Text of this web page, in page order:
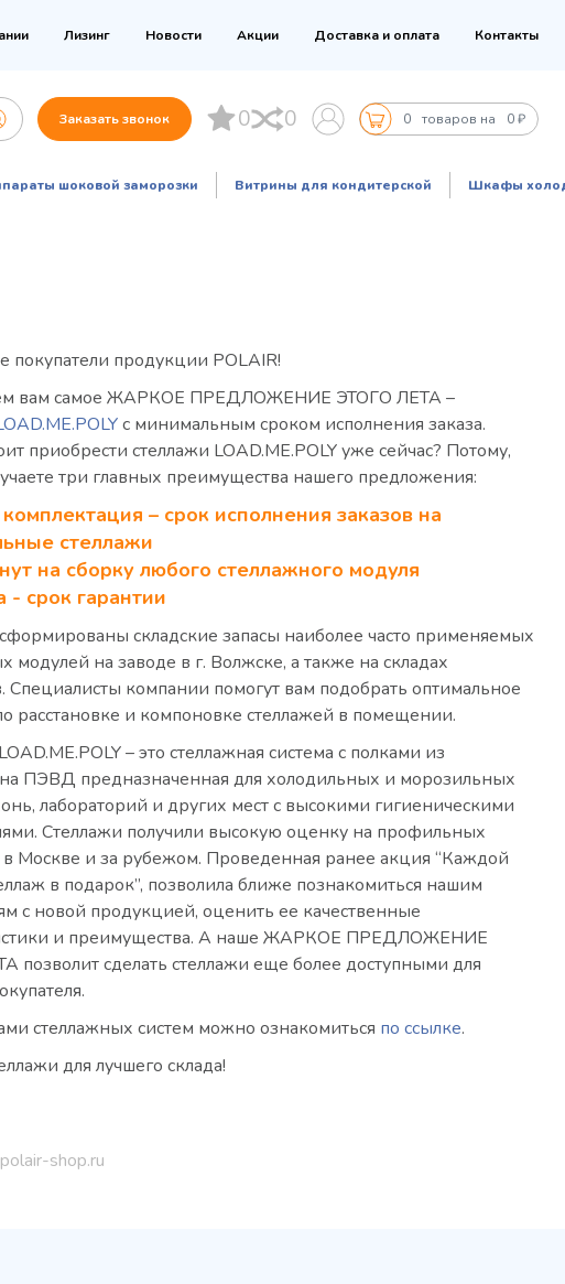
Лизинг Новости Акции Доставка и оплата Контакты
Заказать звонок 0 0 0 товаров на 0 ₽
шоковой заморозки Витрины для кондитерской Шкафы
покупатели продукции POLAIR!
вам самое ЖАРКОЕ ПРЕДЛОЖЕНИЕ ЭТОГО ЛЕТА –
с минимальным сроком исполнения заказа.
приобрести стеллажи LOAD.ME.POLY уже сейчас? Потому,
три главных преимущества нашего предложения:
– срок исполнения заказов на
стеллажи
на сборку любого стеллажного модуля
- срок гарантии
складские запасы наиболее часто применяемых
модулей на заводе в г. Волжске, а также на складах
Специалисты компании помогут вам подобрать оптимальное
расстановке и компоновке стеллажей в помещении.
– это стеллажная система с полками из
ПЭВД предназначенная для холодильных и морозильных
лабораторий и других мест с высокими гигиеническими
Стеллажи получили высокую оценку на профильных
в Москве и за рубежом. Проведенная ранее акция “Каждой
в подарок”, позволила ближе познакомиться нашим
с новой продукцией, оценить ее качественные
и преимущества. А наше ЖАРКОЕ ПРЕДЛОЖЕНИЕ
позволит сделать стеллажи еще более доступными для
стеллажных систем можно ознакомиться по ссылке.
для лучшего склада!
shop.ru